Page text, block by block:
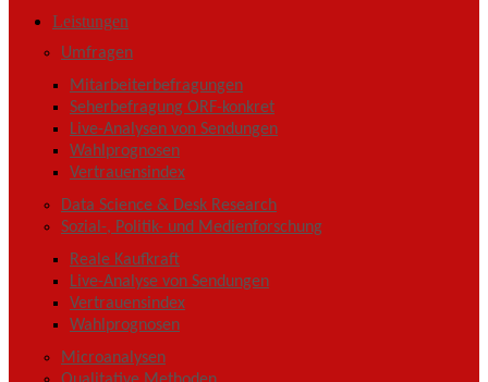
Leistungen
Umfragen
Mitarbeiterbefragungen
Seherbefragung ORF-konkret
Live-Analysen von Sendungen
Wahlprognosen
Vertrauensindex
Data Science & Desk Research
Sozial-, Politik- und Medienforschung
Reale Kaufkraft
Live-Analyse von Sendungen
Vertrauensindex
Wahlprognosen
Microanalysen